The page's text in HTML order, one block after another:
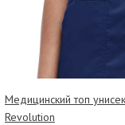
Медицинский топ
Revolution